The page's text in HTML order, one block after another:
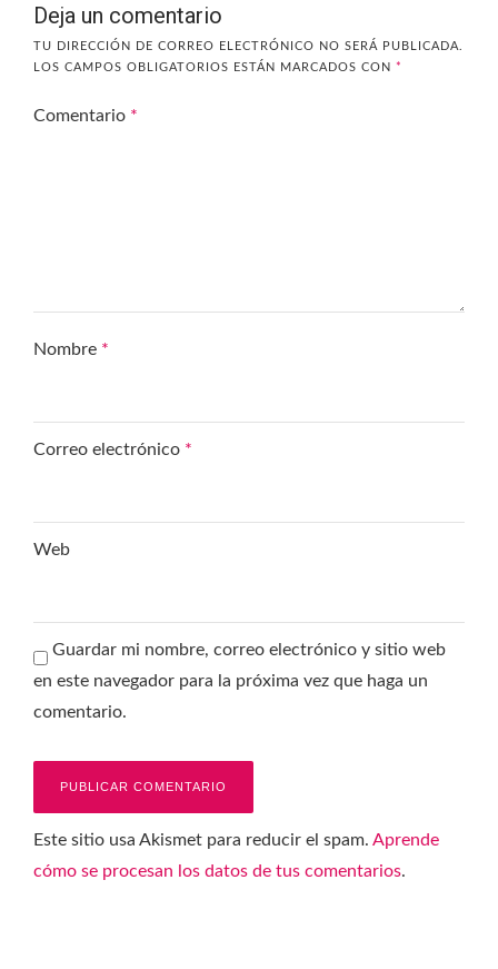
Deja un comentario
TU DIRECCIÓN DE CORREO ELECTRÓNICO NO SERÁ PUBLICADA.
LOS CAMPOS OBLIGATORIOS ESTÁN MARCADOS CON *
Comentario *
Nombre *
Correo electrónico *
Web
Guardar mi nombre, correo electrónico y sitio web
en este navegador para la próxima vez que haga un
comentario.
Este sitio usa Akismet para reducir el spam. Aprende
cómo se procesan los datos de tus comentarios.